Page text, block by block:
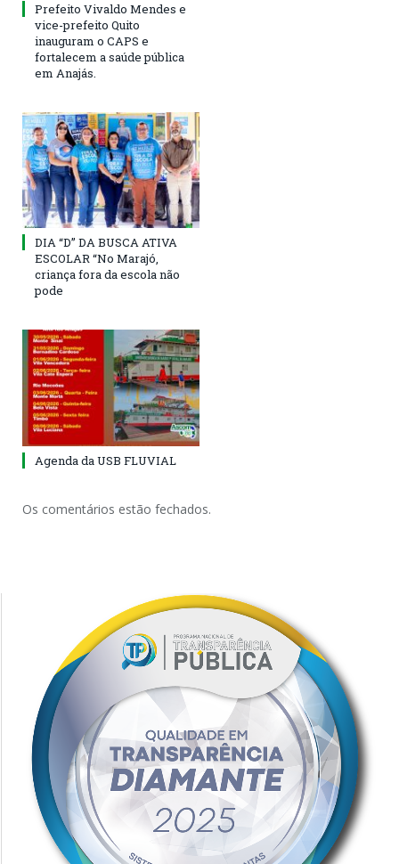
Prefeito Vivaldo Mendes e
vice-prefeito Quito
inauguram o CAPS e
fortalecem a saúde pública
em Anajás.
DIA “D” DA BUSCA ATIVA
ESCOLAR “No Marajó,
criança fora da escola não
pode
Agenda da USB FLUVIAL
Os comentários estão fechados.